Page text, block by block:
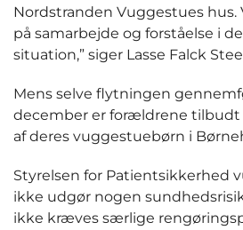
Nordstranden Vuggestues
på samarbejde og forståelse i
situation,” siger Lasse Falck
Mens selve flytningen
december er forældrene tilbudt
af deres vuggestuebørn i
Styrelsen for Patientsikkerhed
ikke udgør nogen
ikke kræves særlige